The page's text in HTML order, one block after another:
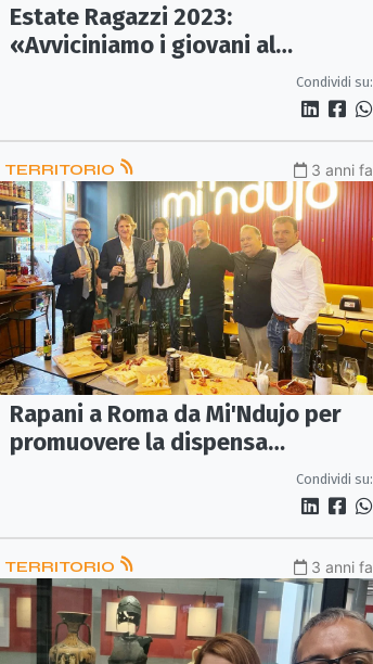
Estate Ragazzi 2023:
«Avviciniamo i giovani al
Condividi su:
TERRITORIO 3 anni fa
Rapani a Roma da Mi'Ndujo per
promuovere la dispensa
Condividi su:
TERRITORIO 3 anni fa